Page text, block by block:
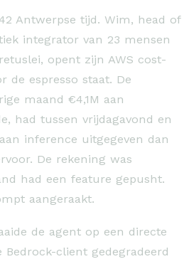
Antwerpse tijd. Wim, head of
integrator van 23 mensen
opent zijn AWS cost-
de espresso staat. De
maand €4,1M aan
had tussen vrijdagavond en
inference uitgegeven dan
De rekening was
had een feature gepusht.
aangeraakt.
de agent op een directe
client gedegradeerd